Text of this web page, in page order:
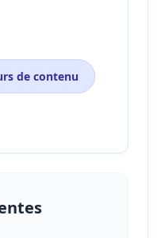
de contenu